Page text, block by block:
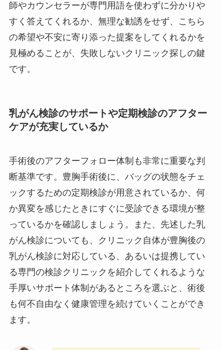
師やカウンセラーが専門用語を使わずに分かりや
すく答えてくれるか、無理な勧誘をせず、こちら
の希望や不安に寄り添った提案をしてくれるかを
見極めることが、失敗しないクリニック探しの鍵
です。
乳がん検診のサポートや定期検診のアフター
ケアが充実しているか
手術後のアフターフォロー体制も非常に重要な判
断基準です。豊胸手術後に、バッグの状態をチェ
ックするための定期検診が用意されているか、何
か異変を感じたときにすぐに受診できる環境が整
っているかを確認しましょう。また、先述した乳
がん検診についても、クリニック自体が豊胸後の
乳がん検診に対応している、あるいは提携してい
る専門の検診クリニックを紹介してくれるような
手厚いサポート体制があるところを選ぶと、術後
も何不自由なく健康管理を続けていくことができ
ます。